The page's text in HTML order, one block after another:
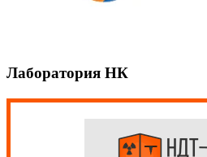
Лаборатория НК